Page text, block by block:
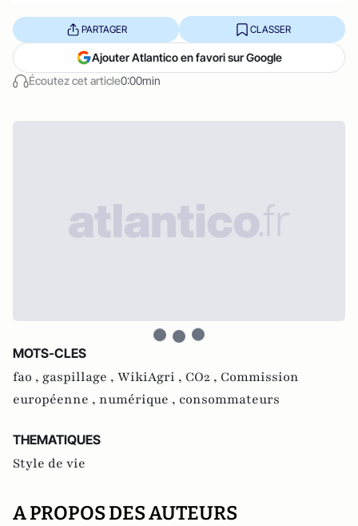
Écoutez cet article0:00min
PARTAGER CLASSER
Ajouter Atlantico en favori sur Google
MOTS-CLES
fao , gaspillage , WikiAgri , CO2 , Commission
européenne , numérique , consommateurs
THEMATIQUES
Style de vie
A PROPOS DES AUTEURS